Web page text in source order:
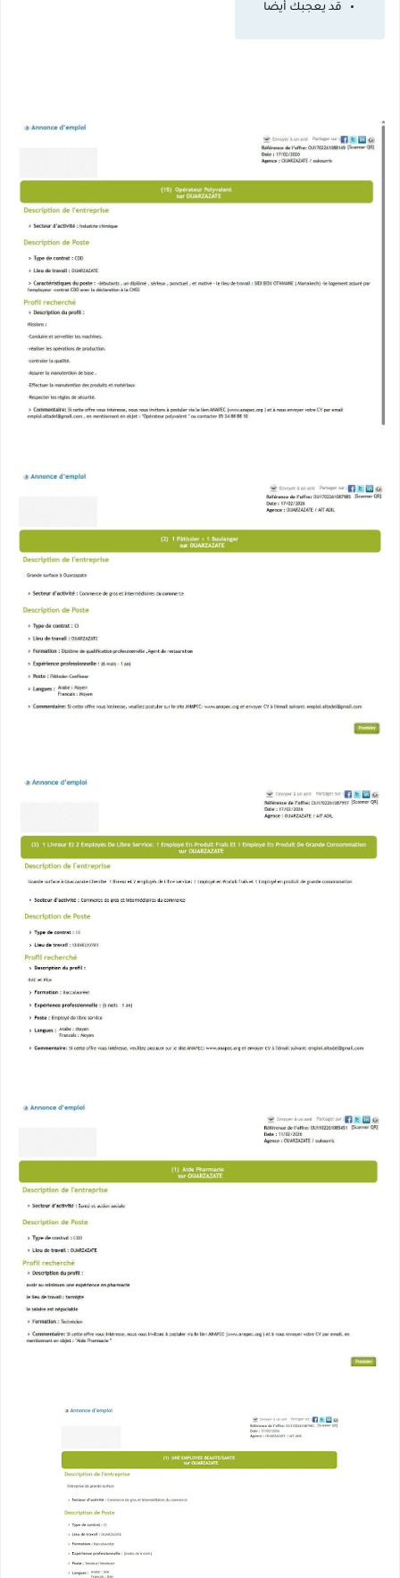
قد يعجبك أيضا